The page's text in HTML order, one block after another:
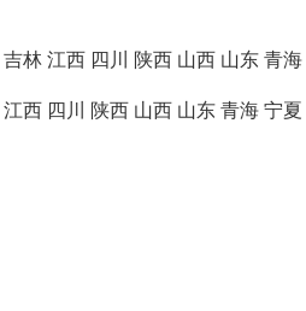
吉林 江西 四川 陕西 山西 山东 青海
江西 四川 陕西 山西 山东 青海 宁夏